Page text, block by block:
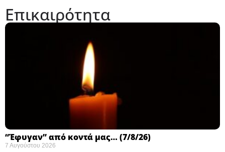
Επικαιρότητα
“Έφυγαν” από κοντά μας… (7/8/26)
7 Αυγούστου 2026